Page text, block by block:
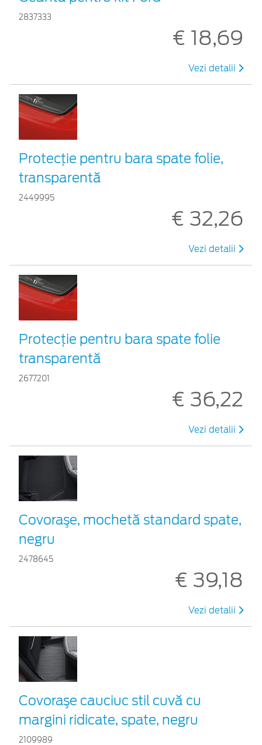
2837333
€ 18,69
Vezi detalii
Protecţie pentru bara spate folie,
transparentă
2449995
€ 32,26
Vezi detalii
Protecţie pentru bara spate folie
transparentă
2677201
€ 36,22
Vezi detalii
Covoraşe, mochetă standard spate,
negru
2478645
€ 39,18
Vezi detalii
Covoraşe cauciuc stil cuvă cu
margini ridicate, spate, negru
2109989